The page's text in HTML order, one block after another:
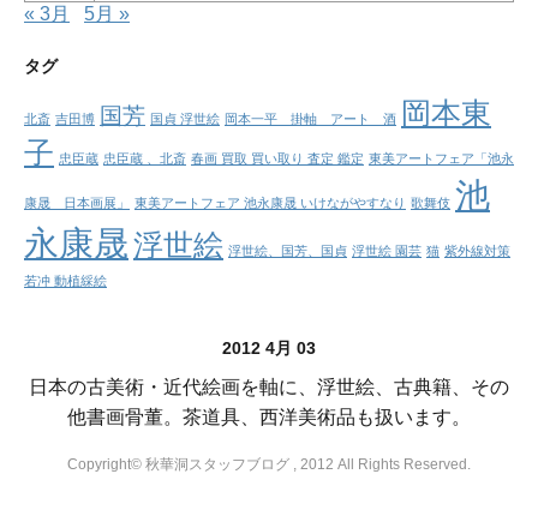
« 3月 5月 »
タグ
北斎 吉田博 国芳 国貞 浮世絵 岡本一平 掛軸 アート 酒
岡本東
子 忠臣蔵 忠臣蔵 、北斎 春画 買取 買い取り 査定 鑑定 東美アートフェア「池永
康晟 日本画展」 東美アートフェア 池永康晟 いけながやすなり 歌舞伎 池
永康晟浮世絵 浮世絵、国芳、国貞 浮世絵 園芸 猫 紫外線対策
若冲 動植綵絵
2012 4月 03
日本の古美術・近代絵画を軸に、浮世絵、古典籍、その
他書画骨董。茶道具、西洋美術品も扱います。
Copyright© 秋華洞スタッフブログ , 2012 All Rights Reserved.